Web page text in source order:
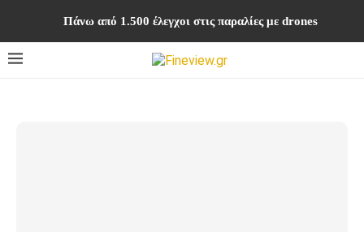
Πάνω από 1.500 έλεγχοι στις παραλίες με drones